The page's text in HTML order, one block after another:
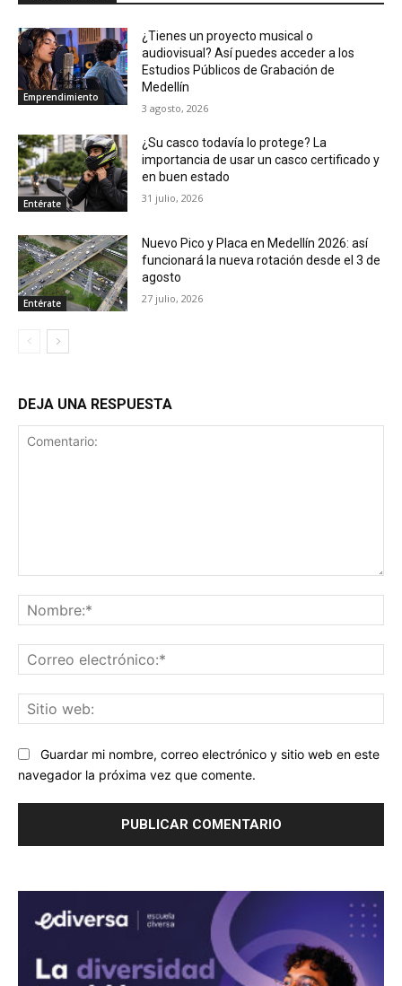
Emprendimiento
¿Tienes un proyecto musical o
audiovisual? Así puedes acceder a los
Estudios Públicos de Grabación de
Medellín
3 agosto, 2026
Entérate
¿Su casco todavía lo protege? La
importancia de usar un casco certificado y
en buen estado
31 julio, 2026
Entérate
Nuevo Pico y Placa en Medellín 2026: así
funcionará la nueva rotación desde el 3 de
agosto
27 julio, 2026
DEJA UNA RESPUESTA
Guardar mi nombre, correo electrónico y sitio web en este
navegador la próxima vez que comente.